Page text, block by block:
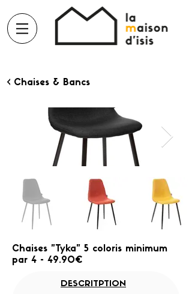
< Chaises & Bancs
Chaises "Tyka" 5 coloris minimum
par 4 - 49.90€
DESCRITPTION